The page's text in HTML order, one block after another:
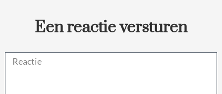
Een reactie versturen